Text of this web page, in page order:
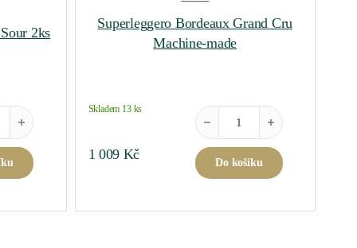
2ks
DSG Retail Sour 2ks množství
Superleggero Bordeaux Grand Cru
Machine-made
Skladem 13 ks
1 009 Kč
Superleggero Bordeaux Grand
Do košíku